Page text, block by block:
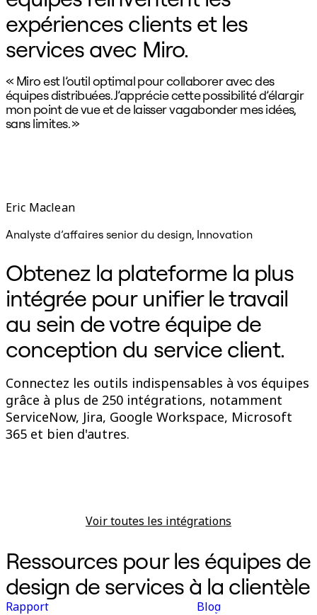
expériences clients et les
services avec Miro.
« Miro est l’outil optimal pour collaborer avec des
équipes distribuées. J’apprécie cette possibilité d’élargir
mon point de vue et de laisser vagabonder mes idées,
sans limites. »
Eric Maclean
Analyste d’affaires senior du design, Innovation
Obtenez la plateforme la plus
intégrée pour unifier le travail
au sein de votre équipe de
conception du service client.
Connectez les outils indispensables à vos équipes
grâce à plus de 250 intégrations, notamment
ServiceNow, Jira, Google Workspace, Microsoft
365 et bien d'autres.
Voir toutes les intégrations
Ressources pour les équipes de
design de services à la clientèle
Rapport Blog